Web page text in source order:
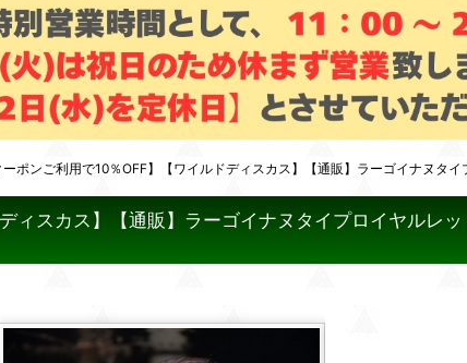
ポンご利用で10％OFF】【ワイルドディスカス】【通販】ラーゴイナヌタ
スカス】【通販】ラーゴイナヌタイプロイヤルレ